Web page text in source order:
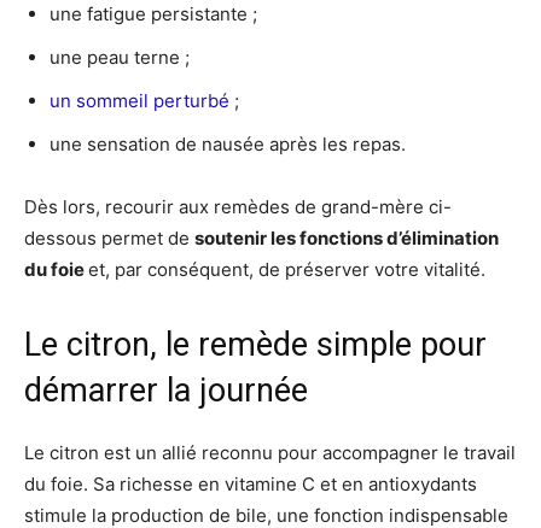
une fatigue persistante ;
une peau terne ;
un sommeil perturbé ;
une sensation de nausée après les repas.
Dès lors, recourir aux remèdes de grand-mère ci-
dessous permet de soutenir les fonctions d’élimination
du foieet, par conséquent, de préserver votre vitalité.
Le citron, le remède simple pour
démarrer la journée
Le citron est un allié reconnu pour accompagner le travail
du foie. Sa richesse en vitamine C et en antioxydants
stimule la production de bile, une fonction indispensable